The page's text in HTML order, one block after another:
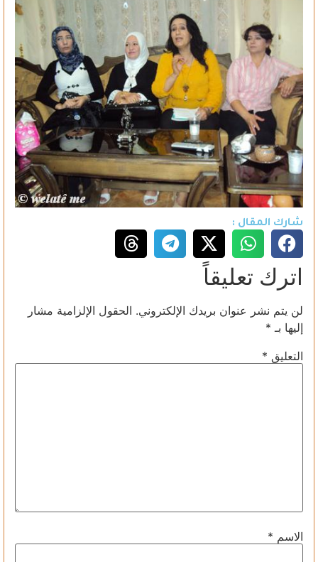
شارك المقال :
اترك تعليقاً
لن يتم نشر عنوان بريدك الإلكتروني. الحقول الإلزامية مشار
إليها بـ *
التعليق *
الاسم *